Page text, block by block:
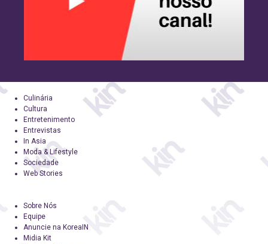
Culinária
Cultura
Entretenimento
Entrevistas
In Asia
Moda & Lifestyle
Sociedade
Web Stories
Sobre Nós
Equipe
Anuncie na KoreaIN
Midia Kit